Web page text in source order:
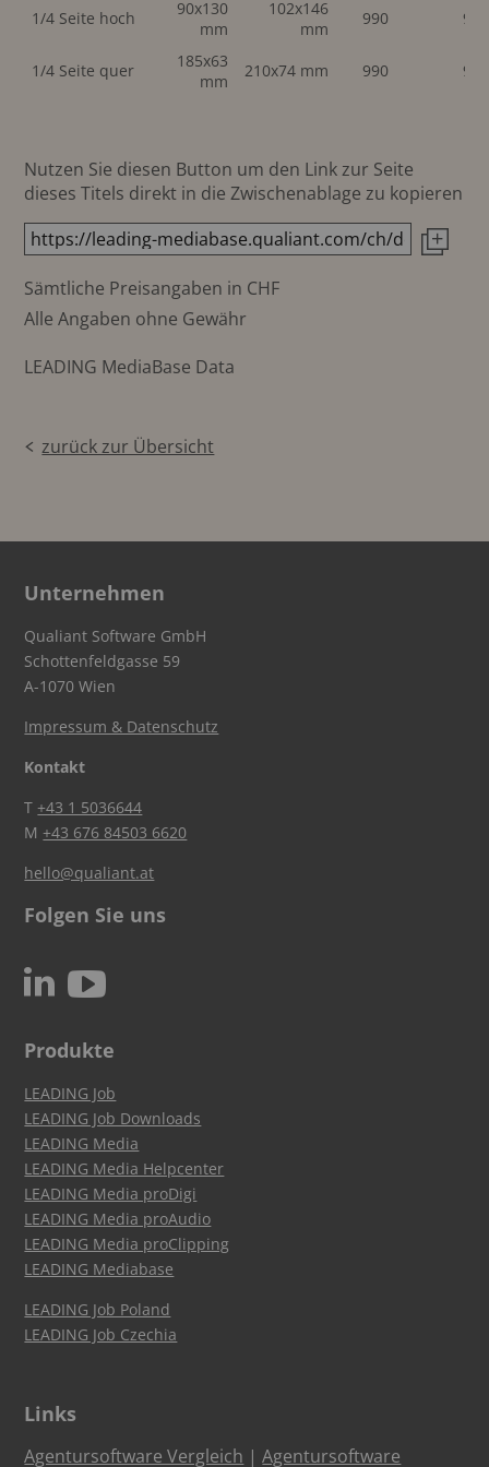
1/4 Seite hoch
90x130
mm
102x146
mm
990 990
1/4 Seite quer
185x63
mm
210x74 mm 990 990
Nutzen Sie diesen Button um den Link zur Seite
dieses Titels direkt in die Zwischenablage zu kopieren
Sämtliche Preisangaben in CHF
Alle Angaben ohne Gewähr
LEADING MediaBase Data
zurück zur Übersicht
Unternehmen
Qualiant Software GmbH
Schottenfeldgasse 59
A-1070 Wien
Impressum & Datenschutz
Kontakt
T+43 1 5036644
M+43 676 84503 6620
hello@qualiant.at
Folgen Sie uns
N c
Produkte
LEADING Job
LEADING Job Downloads
LEADING Media
LEADING Media Helpcenter
LEADING Media proDigi
LEADING Media proAudio
LEADING Media proClipping
LEADING Mediabase
LEADING Job Poland
LEADING Job Czechia
Links
Agentursoftware Vergleich |Agentursoftware